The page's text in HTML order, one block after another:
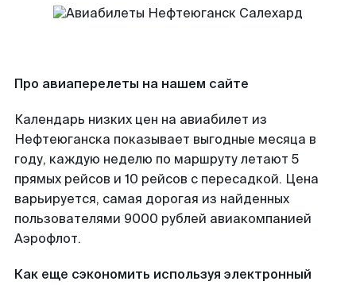
Про авиаперелеты на нашем сайте
Календарь низких цен на авиабилет из
Нефтеюганска показывает выгодные месяца в
году, каждую неделю по маршруту летают 5
прямых рейсов и 10 рейсов с пересадкой. Цена
варьируется, самая дорогая из найденных
пользователями 9000 рублей авиакомпанией
Аэрофлот.
Как еще сэкономить используя электронный